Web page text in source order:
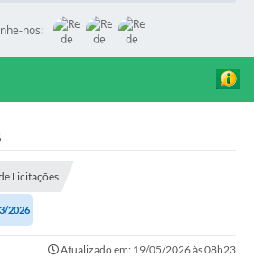
nos:
Licitações
2026
Atualizado em: 19/05/2026 às 08h23